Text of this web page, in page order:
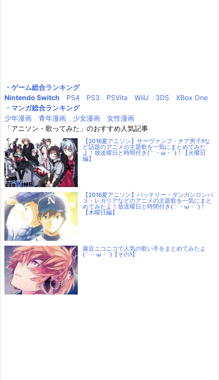
・ゲーム総合ランキング
Nintendo Switch
PS4 PS3 PSVita WiiU 3DS
XBox One
・マンガ総合ランキング
少年漫画
青年漫画 少女漫画
女性漫画
「アニソン・歌ってみた」のおすすめ人気記事
【2016夏アニソン】サーヴァンプ・チア男子!!な
ど話題のアニメの主題歌を一気にまとめてみた
よ！放送曜日と時間付き(｀・ω・´)！【火曜日
編】
【2016夏アニソン】バッテリー・ダンガンロンパ
３・レガリアなどのアニメの主題歌を一気にまと
めてみたよ！放送曜日と時間付き(｀・ω・´)！
【木曜日編】
最近ニコニコで人気の歌い手をまとめてみたよ
(｀・ω・´)【その1】